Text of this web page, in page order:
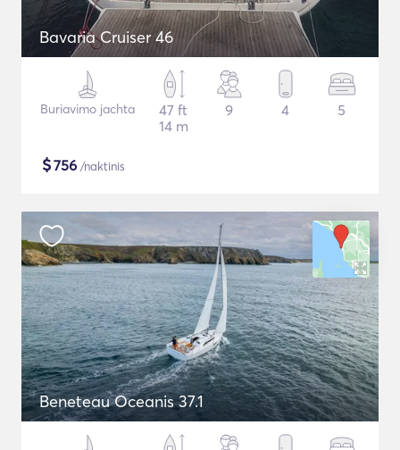
Bavaria Cruiser 46
Buriavimo jachta
47 ft
14 m
9 4 5
$756 /naktinis
Beneteau Oceanis 37.1